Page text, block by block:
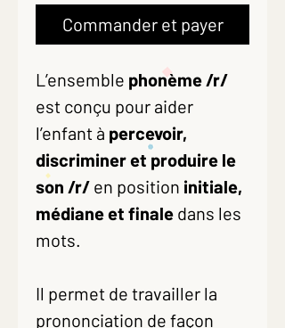
Commander et payer
L’ensemble phonème /r/
est conçu pour aider
l’enfant à percevoir,
discriminer et produire le
son /r/ en position initiale,
médiane et finale dans les
mots.
Il permet de travailler la
prononciation de façon